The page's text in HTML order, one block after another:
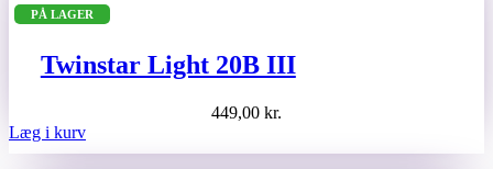
PÅ LAGER
Twinstar Light 20B III
449,00 kr.
Læg i kurv